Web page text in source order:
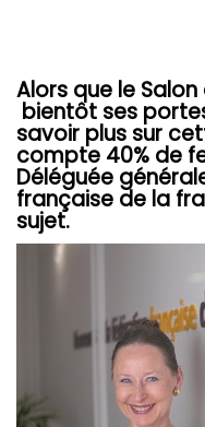
Alors que le
bientôt ses
savoir plus sur
compte 40% de
Déléguée
française de la
sujet.